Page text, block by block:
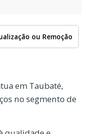
ou Remoção
em Taubaté,
no segmento de